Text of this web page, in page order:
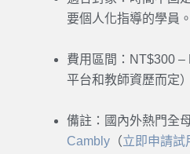
要個人化指導的學員。
費用區間：NT$300 –
平台和教師資歷而定）
備註：國內外熱門全
Cambly（立即申請試